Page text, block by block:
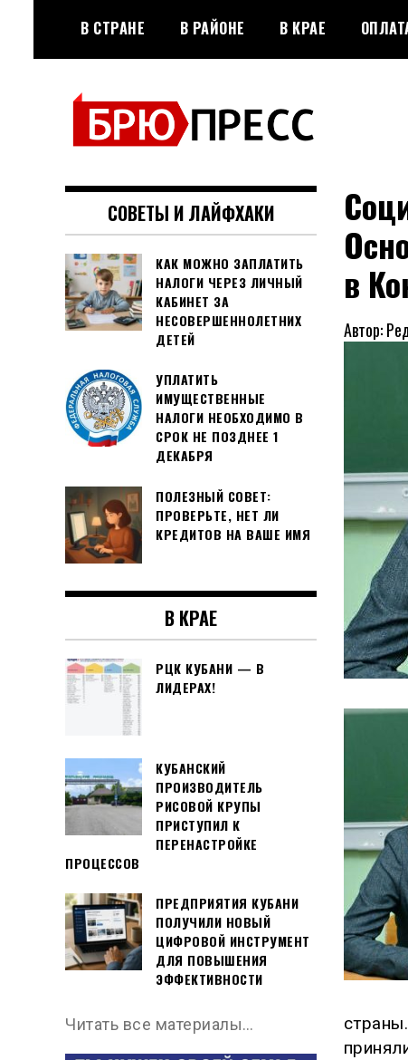
содержимому
В СТРАНЕ В РАЙОНЕ В КРАЕ
БРЮПРЕСС
Официальный сайт газеты
"Брюховецкие новости"
в
Автор:
СОВЕТЫ И ЛАЙФХАКИ
КАК МОЖНО ЗАПЛАТИТЬ
НАЛОГИ ЧЕРЕЗ ЛИЧНЫЙ
КАБИНЕТ ЗА
НЕСОВЕРШЕННОЛЕТНИХ
ДЕТЕЙ
УПЛАТИТЬ
ИМУЩЕСТВЕННЫЕ
НАЛОГИ НЕОБХОДИМО В
СРОК НЕ ПОЗДНЕЕ 1
ДЕКАБРЯ
ПОЛЕЗНЫЙ СОВЕТ:
ПРОВЕРЬТЕ, НЕТ ЛИ
КРЕДИТОВ НА ВАШЕ ИМЯ
В КРАЕ
РЦК КУБАНИ — В
ЛИДЕРАХ!
КУБАНСКИЙ
ПРОИЗВОДИТЕЛЬ
РИСОВОЙ КРУПЫ
ПРИСТУПИЛ К
ПЕРЕНАСТРОЙКЕ
ПРОЦЕССОВ
ПРЕДПРИЯТИЯ КУБАНИ
ПОЛУЧИЛИ НОВЫЙ
ЦИФРОВОЙ ИНСТРУМЕНТ
ДЛЯ ПОВЫШЕНИЯ
ЭФФЕКТИВНОСТИ
Читать все материалы…